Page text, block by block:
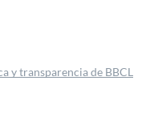
y transparencia de BBCL